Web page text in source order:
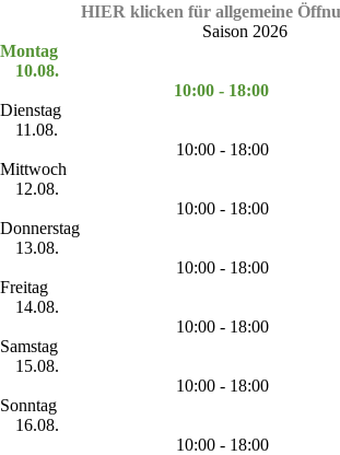
HIER klicken für allgemeine
Saison 2026
Montag
10.08.
10:00 - 18:00
Dienstag
11.08.
10:00 - 18:00
Mittwoch
12.08.
10:00 - 18:00
Donnerstag
13.08.
10:00 - 18:00
Freitag
14.08.
10:00 - 18:00
Samstag
15.08.
10:00 - 18:00
Sonntag
16.08.
10:00 - 18:00